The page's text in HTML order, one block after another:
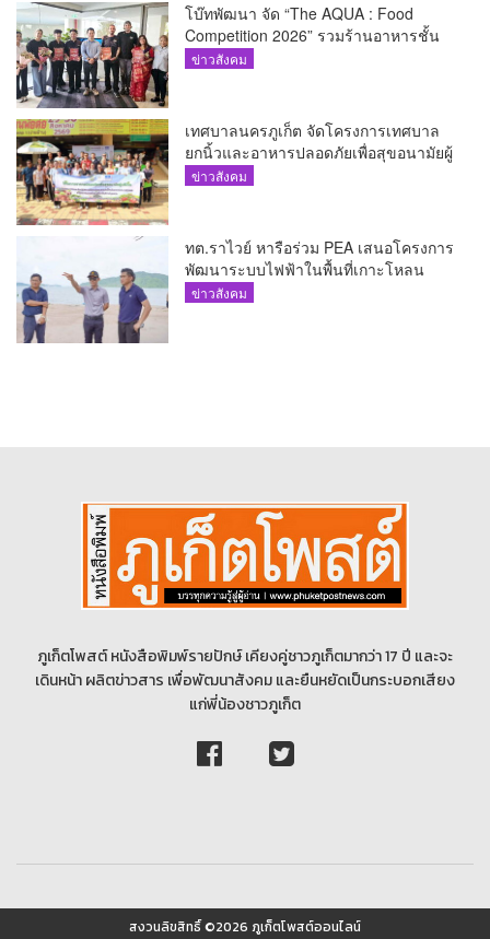
โบ๊ทพัฒนา จัด “The AQUA : Food
Competition 2026” รวมร้านอาหารชั้น
นำของ The Shopps at The AQUA ชู
ข่าวสังคม
เทศบาลนครภูเก็ต จัดโครงการเทศบาล
ยกนิ้วและอาหารปลอดภัยเพื่อสุขอนามัยผู้
บริโภค
ข่าวสังคม
ทต.ราไวย์ หารือร่วม PEA เสนอโครงการ
พัฒนาระบบไฟฟ้าในพื้นที่เกาะโหลน
ข่าวสังคม
ภูเก็ตโพสต์ หนังสือพิมพ์รายปักษ์ เคียงคู่ชาวภูเก็ตมากว่า 17 ปี และจะ
เดินหน้า ผลิตข่าวสาร เพื่อพัฒนาสังคม และยืนหยัดเป็นกระบอกเสียง
แก่พี่น้องชาวภูเก็ต
สงวนลิขสิทธิ์ ©2026 ภูเก็ตโพสต์ออนไลน์